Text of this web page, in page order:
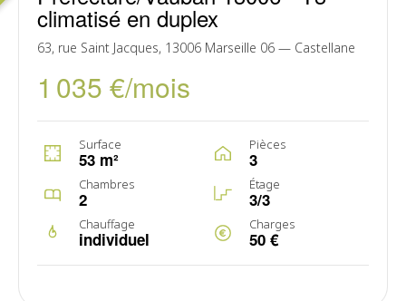
climatisé en duplex
63, rue Saint Jacques, 13006 Marseille 06 — Castellane
1 035 €/mois
Surface
53 m²
Pièces
3
Chambres
2
Étage
3/3
Chauffage
individuel
Charges
50 €